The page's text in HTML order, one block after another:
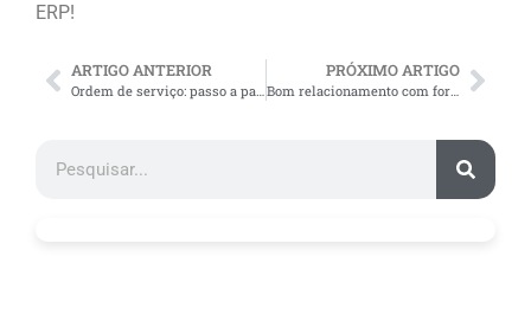
ERP!
ARTIGO ANTERIOR
Ordem de serviço: passo a passo de como preencher
PRÓXIMO ARTIGO
Bom relacionamento com fornecedores: importância + 5 dicas